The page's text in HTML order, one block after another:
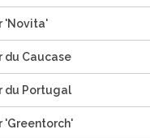
'Novita'
du Caucase
du Portugal
'Greentorch'